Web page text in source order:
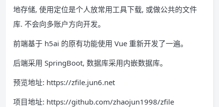
地存储, 使用定位是个人放常用工具下载, 或做公共的文件
库. 不会向多账户方向开发。
前端基于 h5ai 的原有功能使用 Vue 重新开发了一遍。
后端采用 SpringBoot, 数据库采用内嵌数据库。
预览地址: https://zfile.jun6.net
项目地址: https://github.com/zhaojun1998/zfile